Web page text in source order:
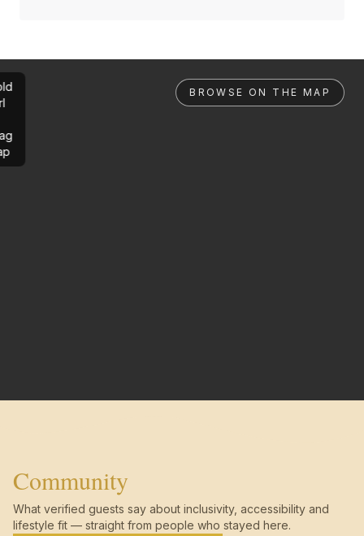
BROWSE ON THE MAP
Community
What verified guests say about inclusivity, accessibility and
lifestyle fit — straight from people who stayed here.